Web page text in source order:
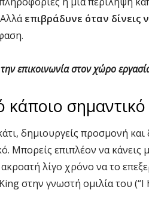
επιβράδυνε όταν δίνεις
επικοινωνία στον χώρο
σημαντικό
δημιουργείς προσμονή και
Μπορείς επιπλέον να κάνεις
λίγο χρόνο να το
στην γνωστή ομιλία του (“I